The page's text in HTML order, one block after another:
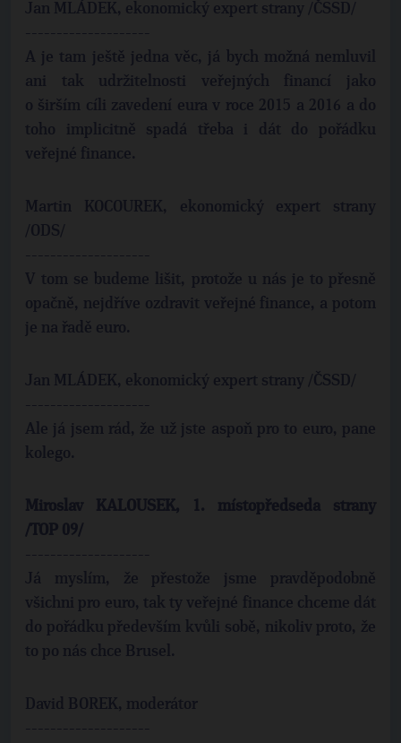
Jan MLÁDEK, ekonomický expert strany /ČSSD/
--------------------
A je tam ještě jedna věc, já bych možná nemluvil
ani tak udržitelnosti veřejných financí jako
o širším cíli zavedení eura v roce 2015 a 2016 a do
toho implicitně spadá třeba i dát do pořádku
veřejné finance.
Martin KOCOUREK, ekonomický expert strany
/ODS/
--------------------
V tom se budeme lišit, protože u nás je to přesně
opačně, nejdříve ozdravit veřejné finance, a potom
je na řadě euro.
Jan MLÁDEK, ekonomický expert strany /ČSSD/
--------------------
Ale já jsem rád, že už jste aspoň pro to euro, pane
kolego.
Miroslav KALOUSEK, 1. místopředseda strany
/TOP 09/
--------------------
Já myslím, že přestože jsme pravděpodobně
všichni pro euro, tak ty veřejné finance chceme dát
do pořádku především kvůli sobě, nikoliv proto, že
to po nás chce Brusel.
David BOREK, moderátor
--------------------